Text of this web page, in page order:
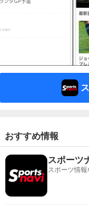
おすすめ情報
スポーツ
スポーツ情